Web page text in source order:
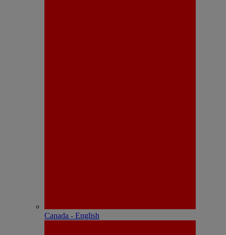
Canada - English